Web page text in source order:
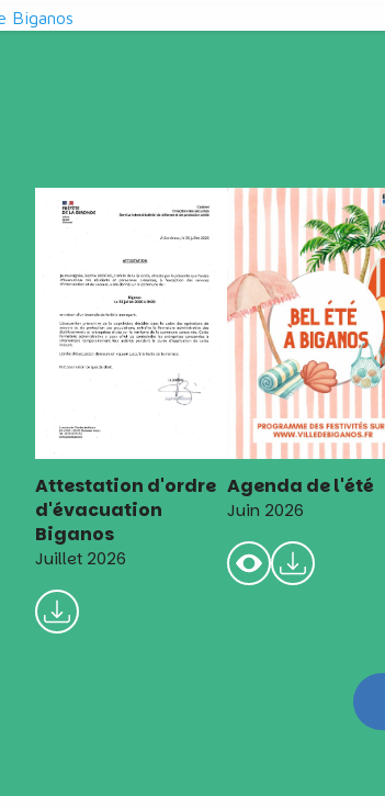
Biganos
Attestation d'ordre
d'évacuation
Biganos
Juillet 2026
Agenda de l'été
Juin 2026